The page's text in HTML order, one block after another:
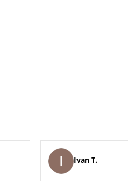
Ivan T.